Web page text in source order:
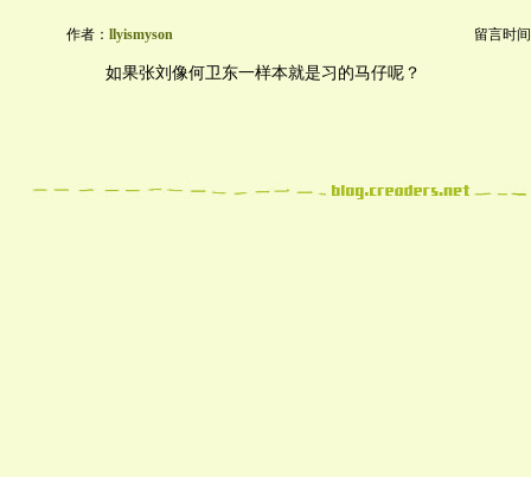
作者： llyismyson 留言时
如果张刘像何卫东一样本就是习的马仔呢？